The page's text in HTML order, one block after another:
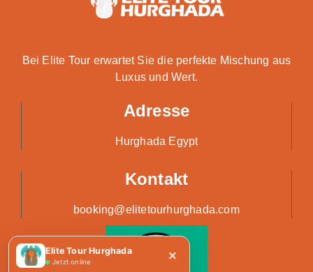
Elite Tour Hurghada
Jetzt online ×
Bei Elite Tour erwartet Sie die perfekte Mischung aus
Luxus und Wert.
Adresse
Hurghada Egypt
Kontakt
booking@elitetourhurghada.com